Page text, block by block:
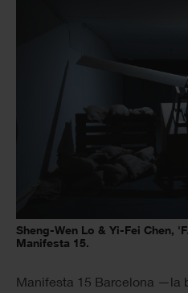
Sheng-Wen Lo & Yi-Fei Chen,
Manifesta 15.
Manifesta 15 Barcelona —la